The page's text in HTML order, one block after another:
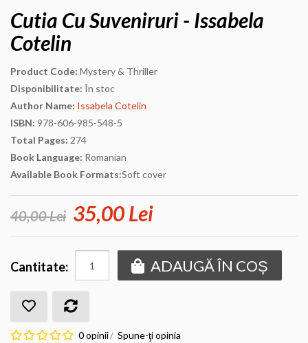
Cutia Cu Suveniruri - Issabela
Cotelin
Product Code: Mystery & Thriller
Disponibilitate: În stoc
Author Name: Issabela Cotelin
ISBN: 978-606-985-548-5
Total Pages: 274
Book Language: Romanian
Available Book Formats:Soft cover
40,00 Lei 35,00 Lei
Cantitate: ADAUGĂ ÎN COȘ
0 opinii/ Spune-ţi opinia